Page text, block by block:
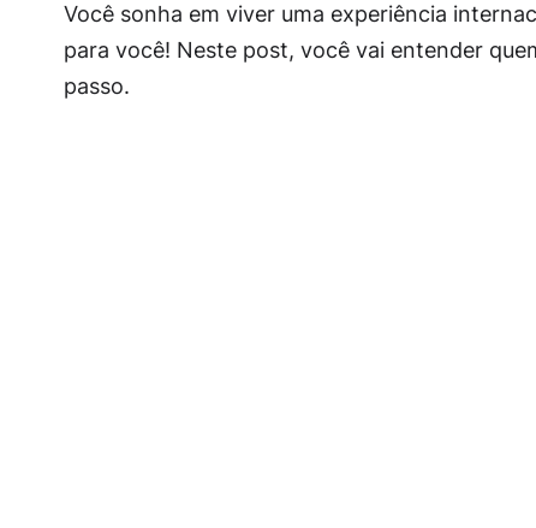
Você sonha em viver uma experiência
para você! Neste post, você vai entender
passo.